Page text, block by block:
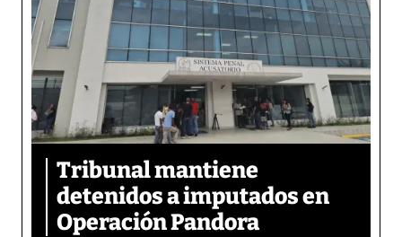
Tribunal mantiene
detenidos a imputados en
Operación Pandora